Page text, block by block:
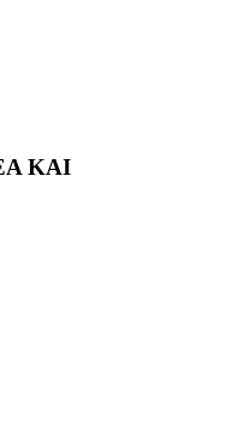
ΚΑΙ